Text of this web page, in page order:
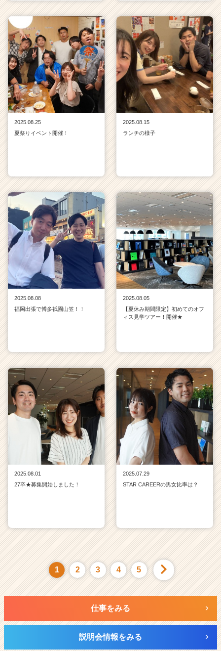
2025.08.25
夏祭りイベント開催！
2025.08.15
ランチの様子
2025.08.08
福岡出張で博多祇園山笠！！
2025.08.05
【夏休み期間限定】初めてのオフ
ィス見学ツアー！開催★
2025.08.01
27卒★募集開始しました！
2025.07.29
STAR CAREERの男女比率は？
1 2 3 4 5
仕事をみる
説明会情報をみる